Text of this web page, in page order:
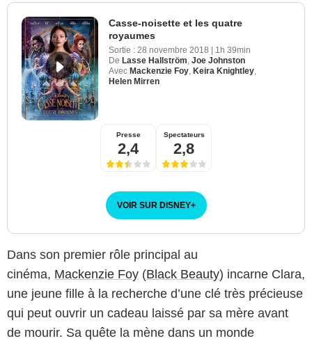
Casse-noisette et les quatre
royaumes
Sortie : 28 novembre 2018
1h 39min
De Lasse Hallström, Joe Johnston
Avec Mackenzie Foy, Keira Knightley,
Helen Mirren
Presse
2,4
Spectateurs
2,8
VOIR SUR DISNEY+
Dans son premier rôle principal au
cinéma, Mackenzie Foy (Black Beauty) incarne Clara,
une jeune fille à la recherche d’une clé très précieuse
qui peut ouvrir un cadeau laissé par sa mère avant
de mourir. Sa quête la mène dans un monde